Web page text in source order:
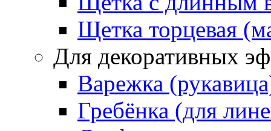
Щетка торцевая
Для декоративных
Варежка
Гребёнка (для